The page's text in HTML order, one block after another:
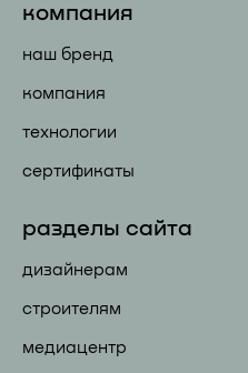
компания
наш бренд
компания
технологии
сертификаты
разделы сайта
дизайнерам
строителям
медиацентр